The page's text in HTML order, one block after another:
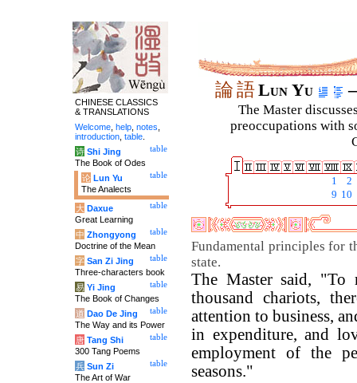
論語Lun Yu
The Master
preoccupations with
1
2
9 10
Fundamental principles for
state.
The Master said,
thousand chariots,
attention to business,
in expenditure, and
employment of the
seasons."
CHINESE CLASSICS
& TRANSLATIONS
Welcome help notes
introduction table
table
诗 Shi Jing
The Book of Odes
table
论 Lun Yu
The Analects
table
大 Daxue
Great Learning
table
中 Zhongyong
Doctrine of the Mean
table
字 San Zi Jing
Three-characters book
table
易 Yi Jing
The Book of Changes
table
道 Dao De Jing
The Way and its Power
table
唐 Tang Shi
300 Tang Poems
table
兵 Sun Zi
The Art of War